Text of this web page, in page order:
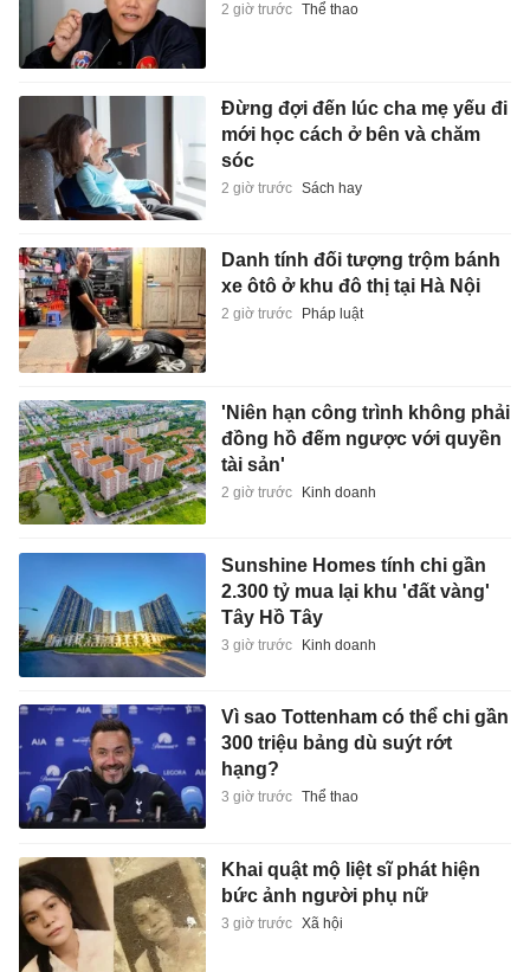
2 giờ trước Thể thao
Đừng đợi đến lúc cha mẹ yếu đi
mới học cách ở bên và chăm
sóc
2 giờ trước Sách hay
Danh tính đối tượng trộm bánh
xe ôtô ở khu đô thị tại Hà Nội
2 giờ trước Pháp luật
'Niên hạn công trình không phải
đồng hồ đếm ngược với quyền
tài sản'
2 giờ trước Kinh doanh
Sunshine Homes tính chi gần
2.300 tỷ mua lại khu 'đất vàng'
Tây Hồ Tây
3 giờ trước Kinh doanh
Vì sao Tottenham có thể chi gần
300 triệu bảng dù suýt rớt
hạng?
3 giờ trước Thể thao
Khai quật mộ liệt sĩ phát hiện
bức ảnh người phụ nữ
3 giờ trước Xã hội